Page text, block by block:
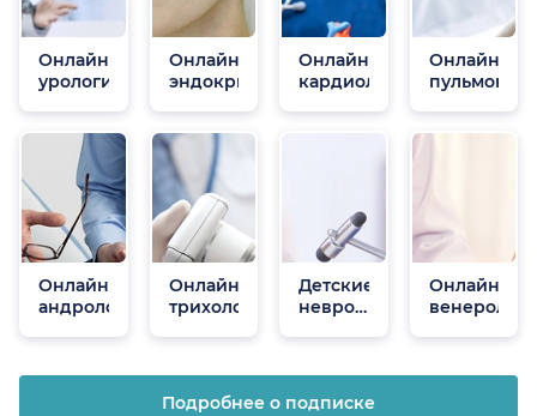
Онлайн
урологи
Онлайн
эндокринологи
Онлайн
кардиологи
Онлайн
Онлайн
андрологи
Онлайн
трихологи
Детские
неврологи
Онлайн
венерологи
Подробнее о подписке